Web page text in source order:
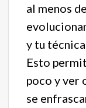
al menos
y tu
Esto
poco y ver
se